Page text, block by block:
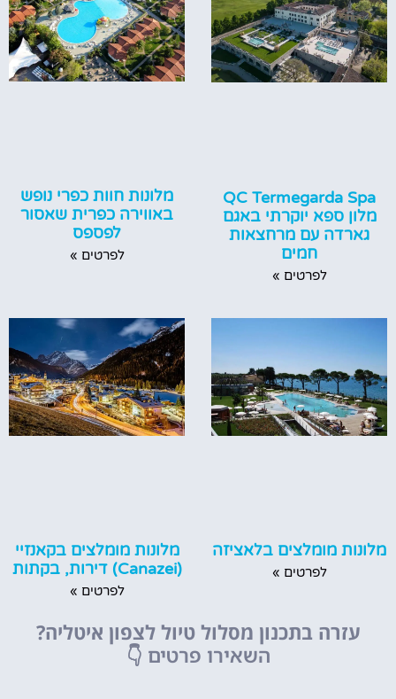
QC Termegarda Spa
מלון ספא יוקרתי באגם
גארדה עם מרחצאות
חמים
לפרטים »
מלונות חוות כפרי נופש
באווירה כפרית שאסור
לפספס
לפרטים »
מלונות מומלצים בלאציזה
לפרטים »
מלונות מומלצים בקאנזיי
(Canazei) דירות, בקתות
לפרטים »
עזרה בתכנון מסלול טיול לצפון איטליה?
השאירו פרטים 👇